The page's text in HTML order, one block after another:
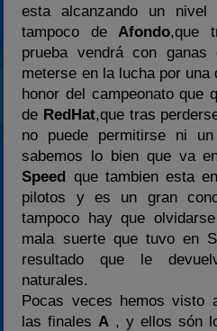
esta alcanzando un
tampoco de Afondo,que
prueba vendrá con
meterse en la lucha por
honor del campeonato que
de RedHat,que tras
no puede permitirse ni
sabemos lo bien que va
Speed que tambien esta
pilotos y es un gran
tampoco hay que
mala suerte que tuvo en
resultado que le
naturales.
Pocas veces hemos visto
las finales A , y ellos són